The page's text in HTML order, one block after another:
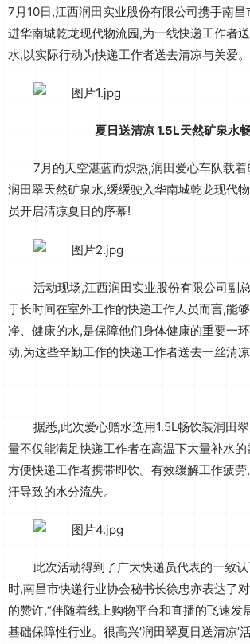
7月10日,江西润田实业股份有限公司携手南
进华南城乾龙现代物流园,为一线快递工作者
水,以实际行动为快递工作者送去清凉与关爱。
夏日送清凉1.5L天然矿泉水
7月的天空湛蓝而炽热,润田爱心车队载
润田翠天然矿泉水,缓缓驶入华南城乾龙现代
员开启清凉夏日的序幕!
活动现场,江西润田实业股份有限公司副
于长时间在室外工作的快递工作人员而言,能
净、健康的水,是保障他们身体健康的重要一
动,为这些辛勤工作的快递工作者送去一丝清凉
据悉,此次爱心赠水选用1.5L畅饮装润田
量不仅能满足快递工作者在高温下大量补水
方便快递工作者携带即饮。有效缓解工作疲
汗导致的水分流失。
此次活动得到了广大快递员代表的一致
时,南昌市快递行业协会秘书长徐忠亦表达了
的赞许,“伴随着线上购物平台和直播的飞速发
基础保障性行业。很高兴’润田翠夏日送清凉’